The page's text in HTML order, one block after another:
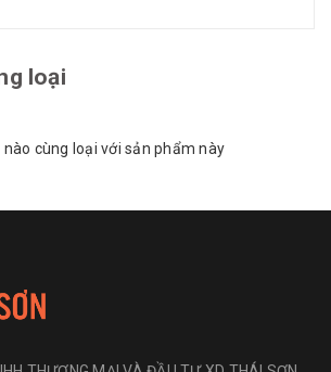
loại
cùng loại với sản phẩm này